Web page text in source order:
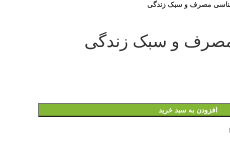
مصرف و سبک زندگی
و سبک زندگی
افزودن به سبد خرید